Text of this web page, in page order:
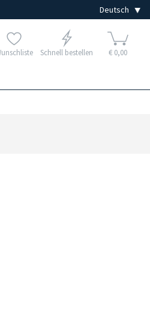
Schnell bestellen € 0,00